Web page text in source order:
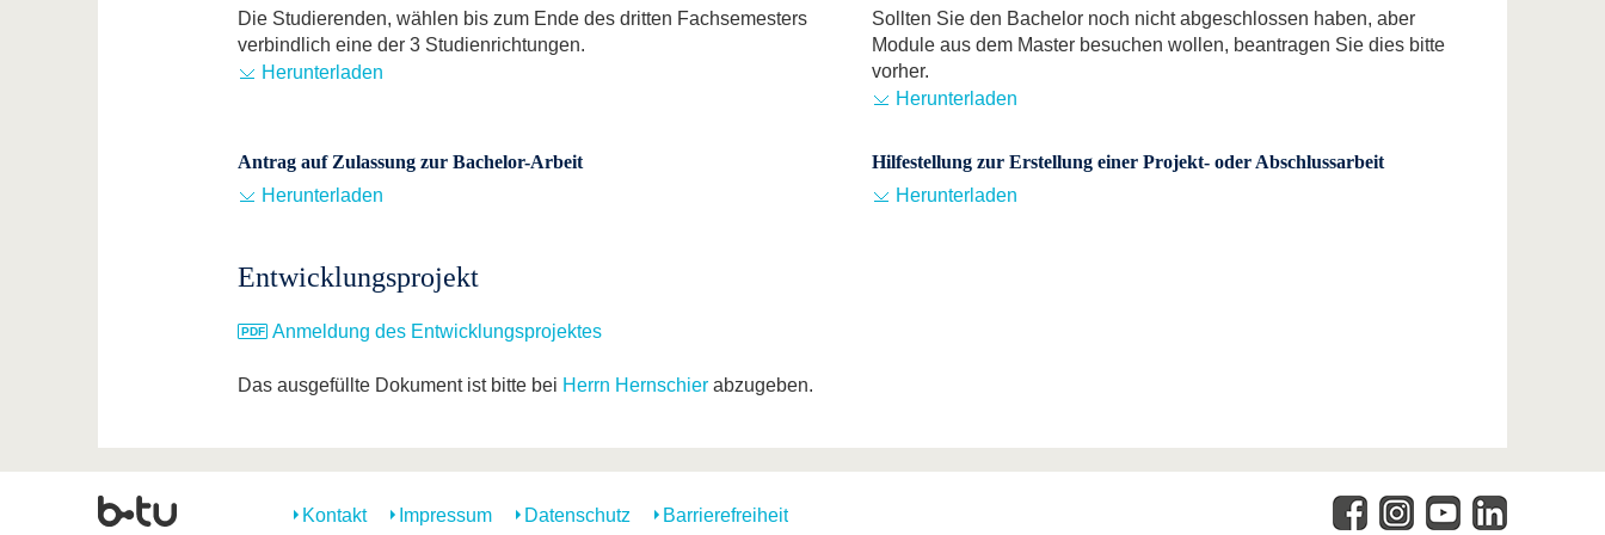
Die Studierenden, wählen bis zum Ende des dritten Fachsemesters
verbindlich eine der 3 Studienrichtungen.
Herunterladen
Sollten Sie den Bachelor noch nicht abgeschlossen haben, aber
Module aus dem Master besuchen wollen, beantragen Sie dies bitte
vorher.
Herunterladen
Antrag auf Zulassung zur Bachelor-Arbeit
Herunterladen
Hilfestellung zur Erstellung einer Projekt- oder Abschlussarbeit
Herunterladen
Entwicklungsprojekt
Anmeldung des Entwicklungsprojektes
Das ausgefüllte Dokument ist bitte bei Herrn Hernschierabzugeben.
Kontakt Impressum Datenschutz Barrierefreiheit